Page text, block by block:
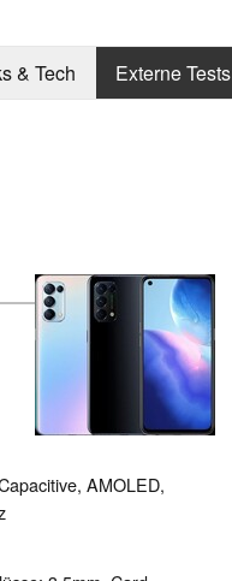
& Tech Externe Tests
AMOLED,